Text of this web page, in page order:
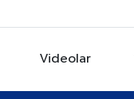
Videolar